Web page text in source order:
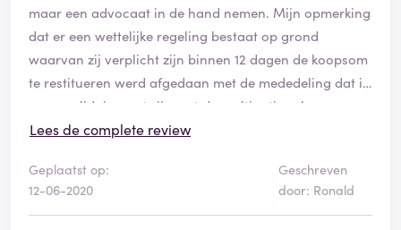
maar een advocaat in de hand nemen. Mijn opmerking
dat er een wettelijke regeling bestaat op grond
waarvan zij verplicht zijn binnen 12 dagen de koopsom
te restitueren werd afgedaan met de mededeling dat ik
maar solidair moet zijn met de multinational
Sunweb/Eliza was Here.
over ............
Lees de complete review
Geplaatst op:
12-06-2020
Geschreven
door: Ronald